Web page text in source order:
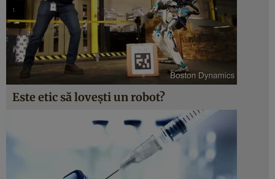
Este etic să loveşti un robot?